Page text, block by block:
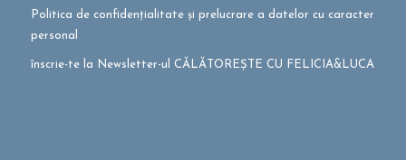
Politica de confidențialitate și prelucrare a datelor cu caracter
personal
înscrie-te la Newsletter-ul CĂLĂTOREȘTE CU FELICIA&LUCA